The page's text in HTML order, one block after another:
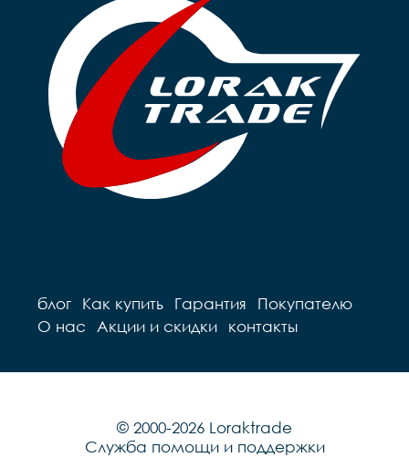
блог Как купить Гарантия
Покупателю
О нас
Акции и скидки контакты
© 2000-2026 Loraktrade
Служба помощи и поддержки